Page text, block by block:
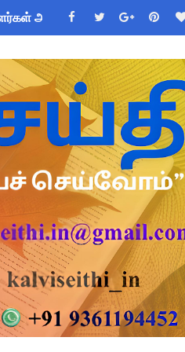
அறிய வேண்டிய முக்கிய
6-9 வகுப்பு
கோரிக்கை - TNGEA கண்டனம்!
(Albendazole 400
& Word படிவங்கள் ஒரே
- Download Link
- முழு விவரங்கள்!
பணி செய்ய அனுமதி - ஆட்சியர்
தடை! ஆசிரியர்களுக்கு புதிய
பணி சுற்றறிக்கை வெளியீடு!